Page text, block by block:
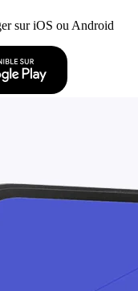
sur iOS ou Android